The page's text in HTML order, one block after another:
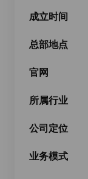
成立时间
总部地点
官网
所属行业
公司定位
业务模式